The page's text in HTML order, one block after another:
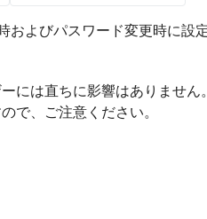
よびパスワード変更時に設
には直ちに影響はありません
で、ご注意ください。